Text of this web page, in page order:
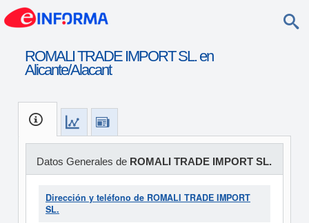
ROMALI TRADE IMPORT SL. en
Alicante/Alacant
Datos Generales de ROMALI TRADE IMPORT SL.
Dirección y teléfono de ROMALI TRADE IMPORT
SL.